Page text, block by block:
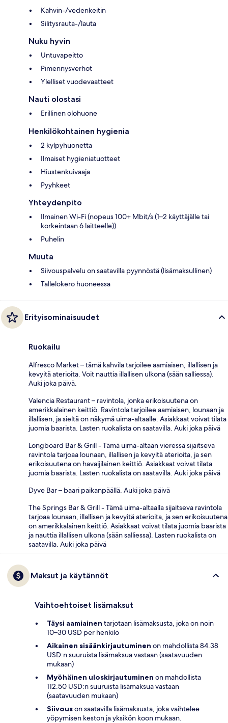
Kahvin-/vedenkeitin
Silitysrauta-/lauta
Nuku hyvin
Untuvapeitto
Pimennysverhot
Ylelliset vuodevaatteet
Nauti olostasi
Erillinen olohuone
Henkilökohtainen hygienia
2 kylpyhuonetta
Ilmaiset hygieniatuotteet
Hiustenkuivaaja
Pyyhkeet
Yhteydenpito
Ilmainen Wi-Fi (nopeus 100+ Mbit/s (1–2 käyttäjälle tai
korkeintaan 6 laitteelle))
Puhelin
Muuta
Siivouspalvelu on saatavilla pyynnöstä (lisämaksullinen)
Tallelokero huoneessa
Erityisominaisuudet
Ruokailu
Alfresco Market – tämä kahvila tarjoilee aamiaisen, illallisen ja
kevyitä aterioita. Voit nauttia illallisen ulkona (sään salliessa).
Auki joka päivä.
Valencia Restaurant – ravintola, jonka erikoisuutena on
amerikkalainen keittiö. Ravintola tarjoilee aamiaisen, lounaan ja
illallisen, ja sieltä on näkymä uima-altaalle. Asiakkaat voivat tilata
juomia baarista. Lasten ruokalista on saatavilla. Auki joka päivä
Longboard Bar & Grill - Tämä uima-altaan vieressä sijaitseva
ravintola tarjoaa lounaan, illallisen ja kevyitä aterioita, ja sen
erikoisuutena on havaijilainen keittiö. Asiakkaat voivat tilata
juomia baarista. Lasten ruokalista on saatavilla. Auki joka päivä
Dyve Bar – baari paikanpäällä. Auki joka päivä
The Springs Bar & Grill - Tämä uima-altaalla sijaitseva ravintola
tarjoaa lounaan, illallisen ja kevyitä aterioita, ja sen erikoisuutena
on amerikkalainen keittiö. Asiakkaat voivat tilata juomia baarista
ja nauttia illallisen ulkona (sään salliessa). Lasten ruokalista on
saatavilla. Auki joka päivä
Maksut ja käytännöt
Vaihtoehtoiset lisämaksut
Täysi aamiainen tarjotaan lisämaksusta, joka on noin
10–30 USD per henkilö
Aikainen sisäänkirjautuminen on mahdollista 84.38
USD:n suuruista lisämaksua vastaan (saatavuuden
mukaan)
Myöhäinen uloskirjautuminen on mahdollista
112.50 USD:n suuruista lisämaksua vastaan
(saatavuuden mukaan)
Siivouson saatavilla lisämaksusta, joka vaihtelee
yöpymisen keston ja yksikön koon mukaan.